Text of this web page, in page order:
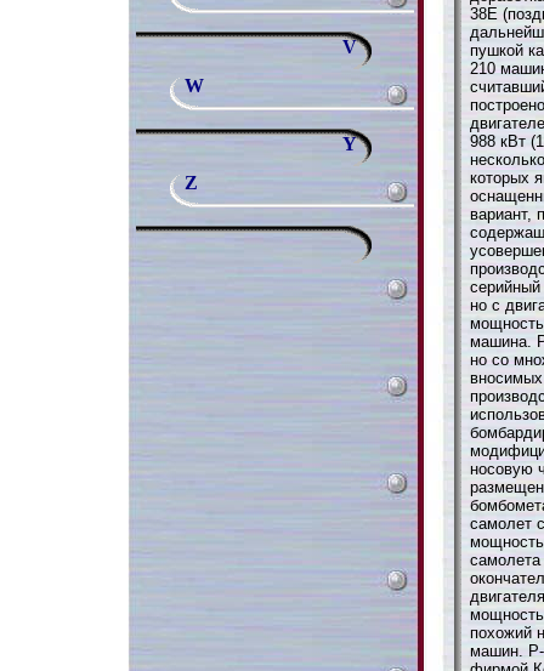
V
W
Y
Z
38E
пушкой
210
988 кВт
которых
вариант,
но с
машина.
но со
вносимых
носовую
самолет
самолета
похожий
машин.